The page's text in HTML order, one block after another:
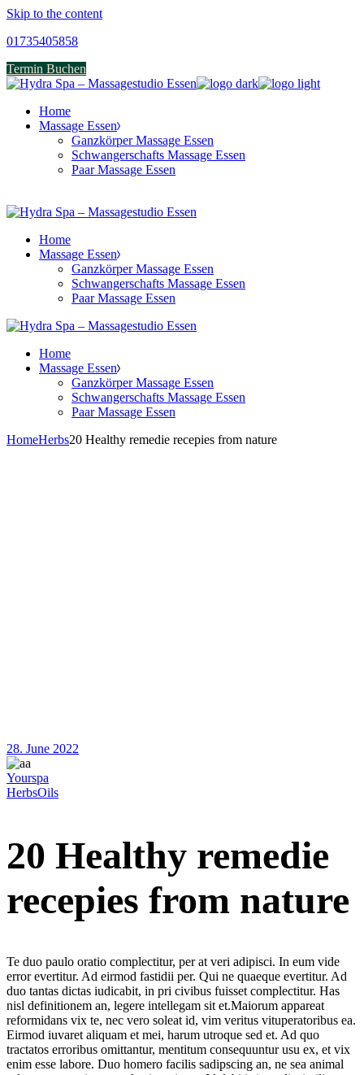
Skip to the content
01735405858
Termin Buchen
Home
Massage Essen
Ganzkörper Massage Essen
Schwangerschafts Massage Essen
Paar Massage Essen
Home
Massage Essen
Ganzkörper Massage Essen
Schwangerschafts Massage Essen
Paar Massage Essen
Home
Massage Essen
Ganzkörper Massage Essen
Schwangerschafts Massage Essen
Paar Massage Essen
HomeHerbs20 Healthy remedie recepies from nature
28. June 2022
Yourspa
HerbsOils
20 Healthy remedie
recepies from nature
Te duo paulo oratio complectitur, per at veri adipisci. In eum vide
error evertitur. Ad eirmod fastidii per. Qui ne quaeque evertitur. Ad
duo tantas dictas iudicabit, in pri civibus fuisset complectitur. Has
nisl definitionem an, legere intellegam sit et.Maiorum appareat
reformidans vix te, nec vero soleat id, vim veritus vituperatoribus ea.
Eirmod iuvaret aliquam et mei, harum utroque sed et. Ad quo
tractatos erroribus omittantur, mentitum consequuntur usu ex, et vix
enim esse labore. Duo homero facilis sadipscing an, ne sea animal